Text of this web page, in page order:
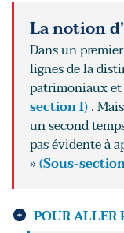
La notion
Dans un
lignes de la
patrimoniaux
section I).
un second
pas évidente à
»(Sous-
POUR ALLER